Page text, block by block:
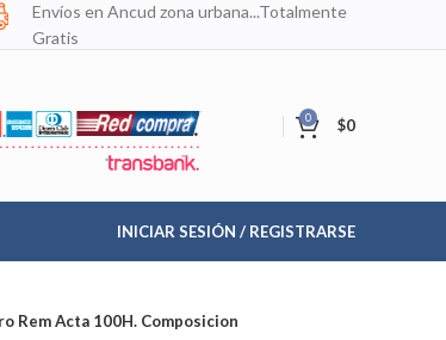
Envíos en Ancud zona urbana...Totalmente
Gratis
0 $0
INICIAR SESIÓN / REGISTRARSE
Rem Acta 100H. Composicion